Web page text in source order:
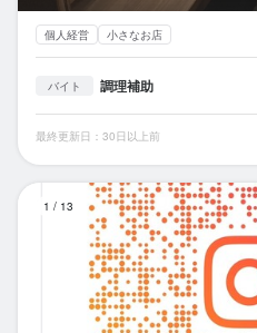
個人経営 小さなお店
バイト 調理補助
最終更新日：30日以上前
1 / 13